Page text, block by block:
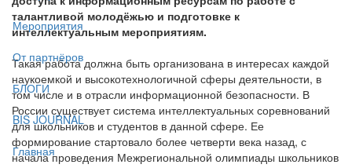
Мероприятия
От партнёров
БЛОГИ
BIS JOURNAL
Главная
талантливой молодёжью и подготовке к
интеллектуальным мероприятиям.
Такая работа должна быть организована в интересах каждой
наукоемкой и высокотехнологичной сферы деятельности, в
том числе и в отрасли информационной безопасности. В
России существует система интеллектуальных соревнований
для школьников и студентов в данной сфере. Ее
формирование стартовало более четверти века назад, с
начала проведения Межрегиональной олимпиады школьников